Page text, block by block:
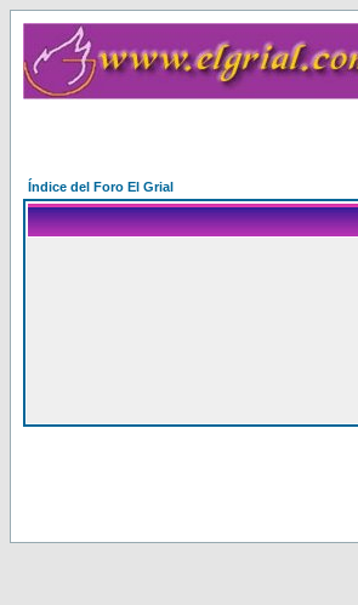
Índice del Foro El Grial